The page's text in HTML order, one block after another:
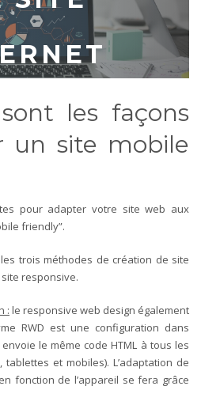
les façons
un site mobile
pour adapter votre site web aux
friendly”.
trois méthodes de création de site
responsive.
: le responsive web design également
RWD est une configuration dans
le même code HTML à tous les
et mobiles). L’adaptation de
fonction de l’appareil se fera grâce